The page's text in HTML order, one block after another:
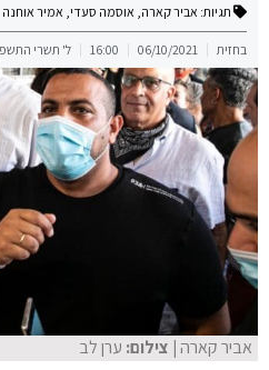
תגיות: אביר קארה, אוסמה סעדי, אמיר אוחנה
בחזית 06/10/2021
16:00 ל' תשרי
אביר קארה| צילום: ערן לב